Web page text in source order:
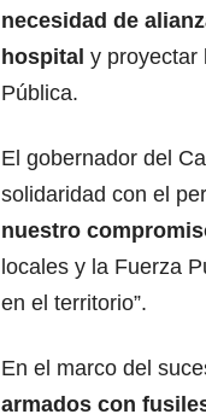
necesidad de
hospital y proyectar
Pública.
El gobernador del
solidaridad con el
nuestro
locales y la Fuerza
en el territorio”.
En el marco del
armados con